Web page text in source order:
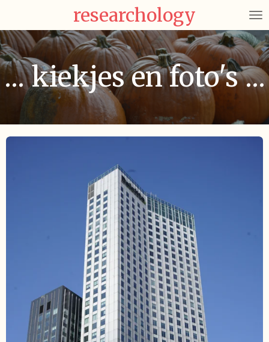
naar
de
hoofdinhoud
researchology
... kiekjes en foto's ...